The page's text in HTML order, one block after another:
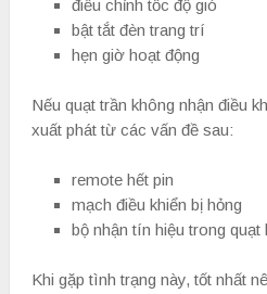
điều chỉnh tốc độ gió
bật tắt đèn trang trí
hẹn giờ hoạt động
Nếu quạt trần không nhận điều
xuất phát từ các vấn đề sau:
remote hết pin
mạch điều khiển bị hỏng
bộ nhận tín hiệu trong quạt
Khi gặp tình trạng này, tốt nhất